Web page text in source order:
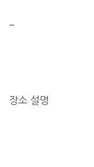
–
장소 설명